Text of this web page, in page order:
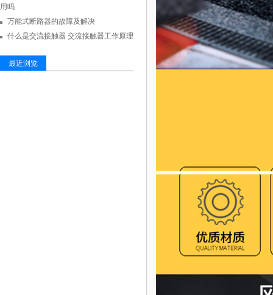
用吗
万能式断路器的故障及解决
什么是交流接触器 交流接触器工作原理
最近浏览